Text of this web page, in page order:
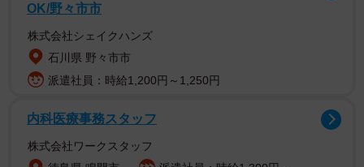
った後の席でまだ食べた後のお皿などが片付けられていな
いところを見つけ、いつも通りに片付けをしていました。
すると片付けの最中、足元に何かが当たるのを感じたので
テーブルの下を覗き込んでみると、食べ終わった後の皿が
13枚も重ねられて置いてあったのです。
OK/野々市市
株式会社シェイクハンズ
石川県 野々市市
派遣社員：時給1,200円～1,250円
内科医療事務スタッフ
株式会社ワークスタッフ